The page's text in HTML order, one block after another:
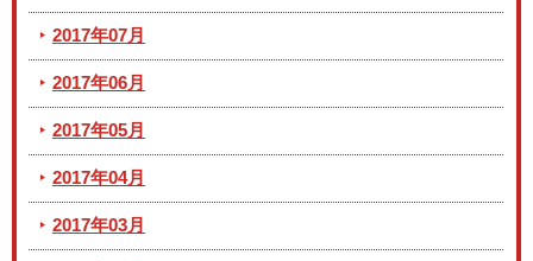
2017年07月
2017年06月
2017年05月
2017年04月
2017年03月